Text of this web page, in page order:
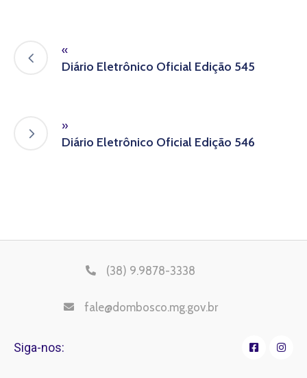
«
Diário Eletrônico Oficial Edição 545
»
Diário Eletrônico Oficial Edição 546
(38) 9.9878-3338
fale@dombosco.mg.gov.br
Siga-nos: